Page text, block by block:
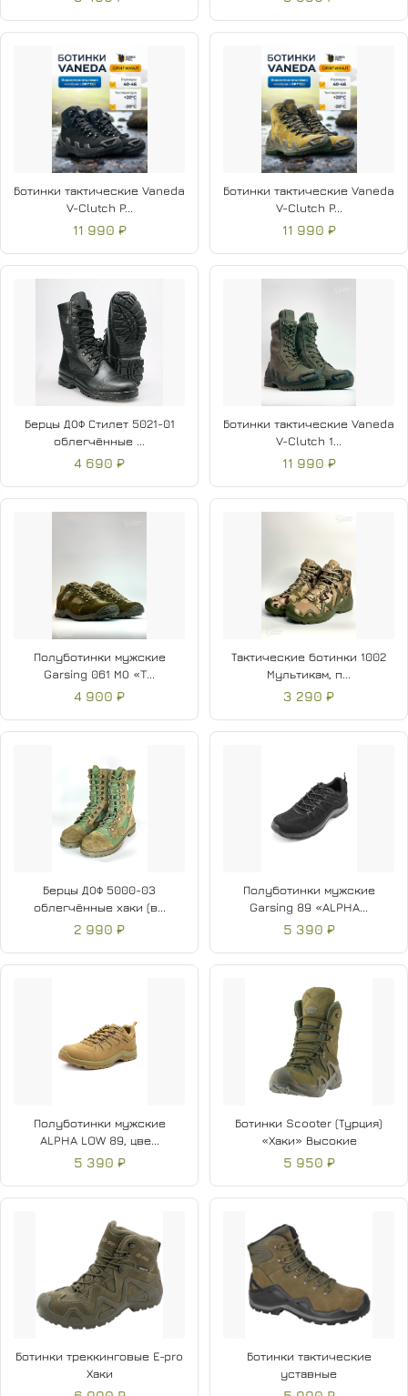
Ботинки тактические Vaneda
V-Clutch P...
11 990 ₽
Ботинки тактические Vaneda
V-Clutch P...
11 990 ₽
Берцы ДОФ Стилет 5021-01
облегчённые ...
4 690 ₽
Ботинки тактические Vaneda
V-Clutch 1...
11 990 ₽
Полуботинки мужские
Garsing 061 МО «T...
4 900 ₽
Тактические ботинки 1002
Мультикам, п...
3 290 ₽
Берцы ДОФ 5000-03
облегчённые хаки (в...
2 990 ₽
Полуботинки мужские
Garsing 89 «ALPHA...
5 390 ₽
Полуботинки мужские
ALPHA LOW 89, цве...
5 390 ₽
Ботинки Scooter (Турция)
«Хаки» Высокие
5 950 ₽
Ботинки треккинговые E-pro
Хаки
Ботинки тактические
уставные